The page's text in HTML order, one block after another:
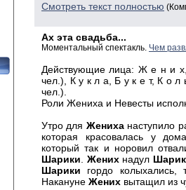
Смотреть текст полностью
Ах эта свадьба...
Моментальный спектакль. Чем
Действующие лица: Ж е н и
чел.), К у к л а, Б у к е т, К о
чел.).
Роли Жениха и Невесты
Утро для Жениханаступило
которая красовалась у
который так и норовил
Шарики
Женихнадул
Шарики гордо колыхались,
Накануне Жених вытащил из